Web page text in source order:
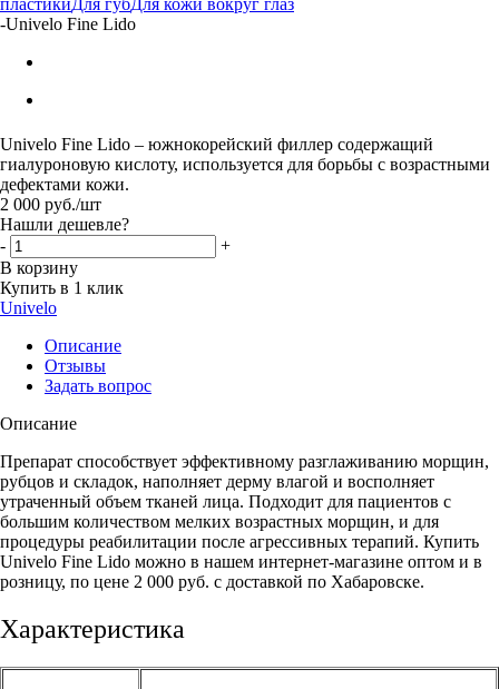
-Univelo Fine Lido
Univelo Fine Lido – южнокорейский филлер содержащий
гиалуроновую кислоту, используется для борьбы с возрастными
дефектами кожи.
2 000 руб./шт
Нашли дешевле?
-
+
В корзину
Купить в 1 клик
Univelo
Описание
Отзывы
Задать вопрос
Описание
Препарат способствует эффективному разглаживанию морщин,
рубцов и складок, наполняет дерму влагой и восполняет
утраченный объем тканей лица. Подходит для пациентов с
большим количеством мелких возрастных морщин, и для
процедуры реабилитации после агрессивных терапий. Купить
Univelo Fine Lido можно в нашем интернет-магазине оптом и в
розницу, по цене 2 000 руб. с доставкой по Хабаровске.
Характеристика